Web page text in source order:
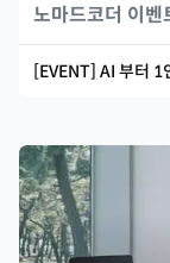
노마드코더 이벤
[EVENT] AI 부터 1